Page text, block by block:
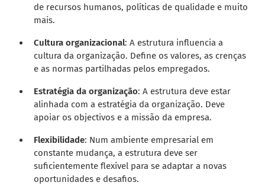
de recursos humanos, políticas de qualidade e muito
mais.
Cultura organizacional: A estrutura influencia a
cultura da organização. Define os valores, as crenças
e as normas partilhadas pelos empregados.
Estratégia da organização: A estrutura deve estar
alinhada com a estratégia da organização. Deve
apoiar os objectivos e a missão da empresa.
Flexibilidade: Num ambiente empresarial em
constante mudança, a estrutura deve ser
suficientemente flexível para se adaptar a novas
oportunidades e desafios.